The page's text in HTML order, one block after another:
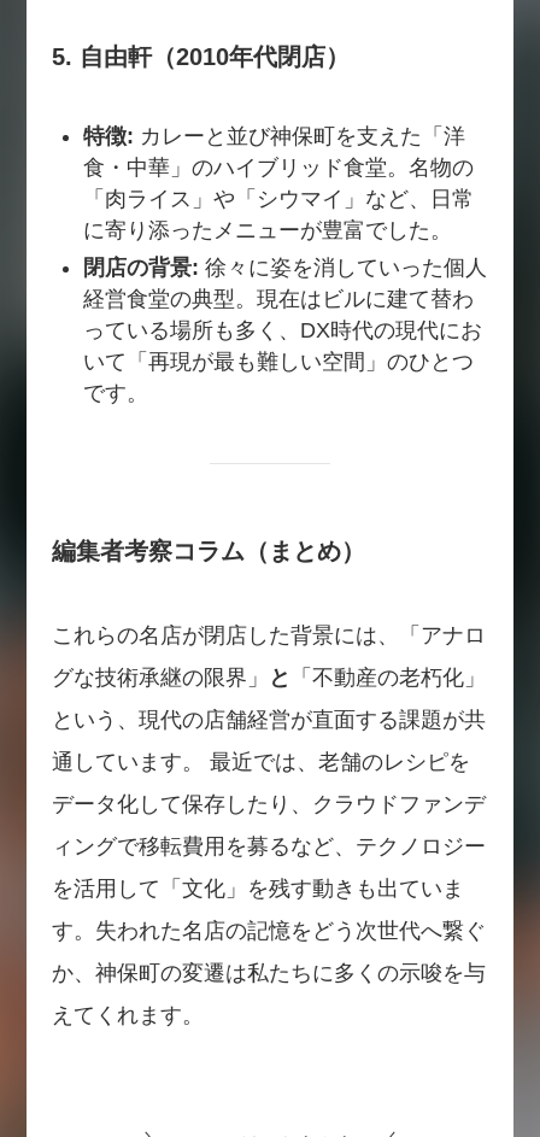
5. 自由軒（2010年代閉店）
特徴: カレーと並び神保町を支えた「洋
食・中華」のハイブリッド食堂。名物の
「肉ライス」や「シウマイ」など、日常
に寄り添ったメニューが豊富でした。
閉店の背景: 徐々に姿を消していった個人
経営食堂の典型。現在はビルに建て替わ
っている場所も多く、DX時代の現代にお
いて「再現が最も難しい空間」のひとつ
です。
編集者考察コラム（まとめ）
これらの名店が閉店した背景には、「アナロ
グな技術承継の限界」
と
「不動産の老朽化」
という、現代の店舗経営が直面する課題が共
通しています。 最近では、老舗のレシピを
データ化して保存したり、クラウドファンデ
ィングで移転費用を募るなど、テクノロジー
を活用して「文化」を残す動きも出ていま
す。失われた名店の記憶をどう次世代へ繋ぐ
か、神保町の変遷は私たちに多くの示唆を与
えてくれます。